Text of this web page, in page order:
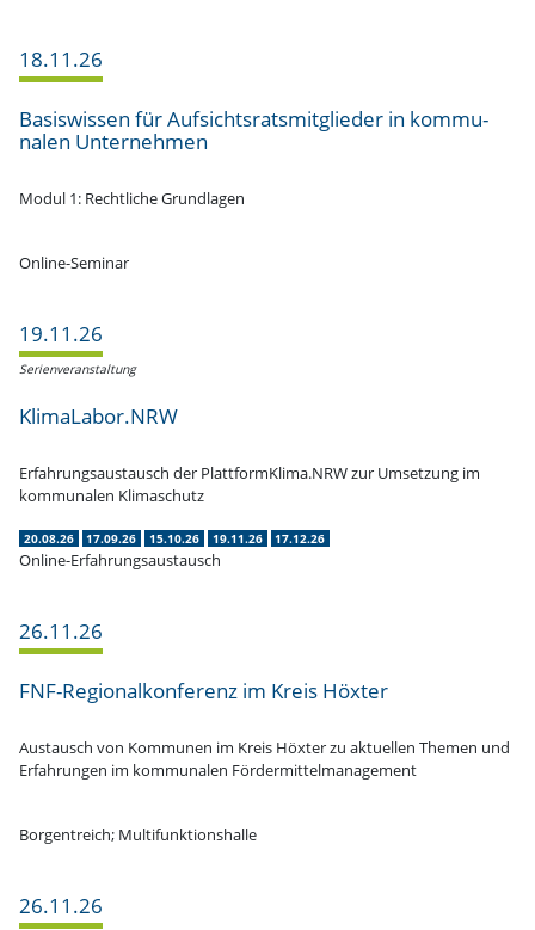
18.11.26
Basis­wissen für Aufsichts­rats­mit­glieder in kommu­
nalen Unternehmen
Modul 1: Recht­liche Grundlagen
Online-Seminar
19.11.26
Serien­ver­an­staltung
KlimaLabor.NRW
Erfah­rungs­aus­tausch der PlattformKlima.NRW zur Umsetzung im
kommu­nalen Klimaschutz
20.08.26 17.09.26 15.10.26 19.11.26 17.12.26
Online-Erfahrungsaustausch
26.11.26
FNF-Regio­nal­­kon­­­ferenz im Kreis Höxter
Austausch von Kommunen im Kreis Höxter zu aktuellen Themen und
Erfah­rungen im kommu­nalen Fördermittelmanagement
Borgent­reich; Multifunktionshalle
26.11.26